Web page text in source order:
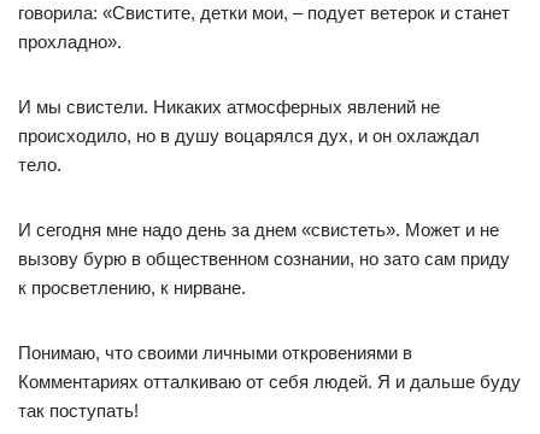
говорила: «Свистите, детки мои, – подует ветерок и станет
прохладно».
И мы свистели. Никаких атмосферных явлений не
происходило, но в душу воцарялся дух, и он охлаждал
тело.
И сегодня мне надо день за днем «свистеть». Может и не
вызову бурю в общественном сознании, но зато сам приду
к просветлению, к нирване.
Понимаю, что своими личными откровениями в
Комментариях отталкиваю от себя людей. Я и дальше буду
так поступать!